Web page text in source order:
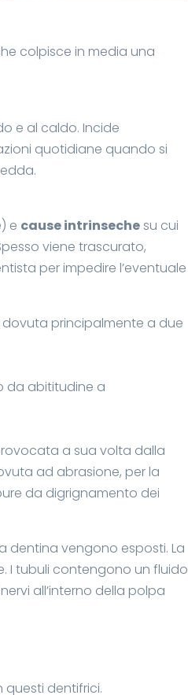
colpisce in media una
e al caldo. Incide
quotidiane quando si
e cause intrinsechesu cui
viene trascurato,
per impedire l’eventuale
principalmente a due
da abititudine a
a sua volta dalla
ad abrasione, per la
da digrignamento dei
dentina vengono esposti. La
I tubuli contengono un fluido
all’interno della polpa
questi dentifrici.